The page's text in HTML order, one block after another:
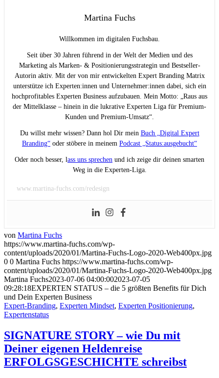
Martina Fuchs
Willkommen im digitalen Fuchsbau.
Seit über 30 Jahren führend in der Welt der Medien und des
Marketing als Marken- & Positionierungsstrategin und Bestseller-
Autorin aktiv. Mit der von mir entwickelten Expert Branding Matrix
unterstütze ich Experten:innen und Unternehmer:innen dabei, sich ein
hochprofitables Experten Business aufzubauen. Mein Motto: „Raus aus
der Mittelklasse – hinein in die lukrative Experten Liga für Premium-
Kunden und Premium-Umsatz“.
Du willst mehr wissen? Dann hol Dir mein Buch „Digital Expert
Branding“ oder stöbere in meinem Podcast „Status:ausgebucht“
Oder noch besser, lass uns sprechen und ich zeige dir deinen smarten
Weg in die Experten-Liga.
www.martina-fuchs.com/redesign
von Martina Fuchs
https://www.martina-fuchs.com/wp-
content/uploads/2020/01/Martina-Fuchs-Logo-2020-Web400px.jpg
0 0 Martina Fuchs https://www.martina-fuchs.com/wp-
content/uploads/2020/01/Martina-Fuchs-Logo-2020-Web400px.jpg
Martina Fuchs2023-07-06 04:00:002023-07-05
09:28:18EXPERTEN STATUS – die 5 größten Benefits für Dich
und Dein Experten Business
Expert-Branding, Experten Mindset, Experten Positionierung,
Expertenstatus
SIGNATURE STORY – wie Du mit
Deiner eigenen Heldenreise
ERFOLGSGESCHICHTE schreibst